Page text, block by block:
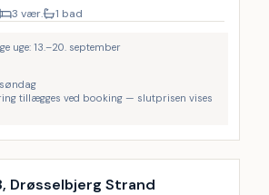
3 vær. 1 bad
uge: 13.–20. september
tillægges ved booking — slutprisen vises
Drøsselbjerg Strand